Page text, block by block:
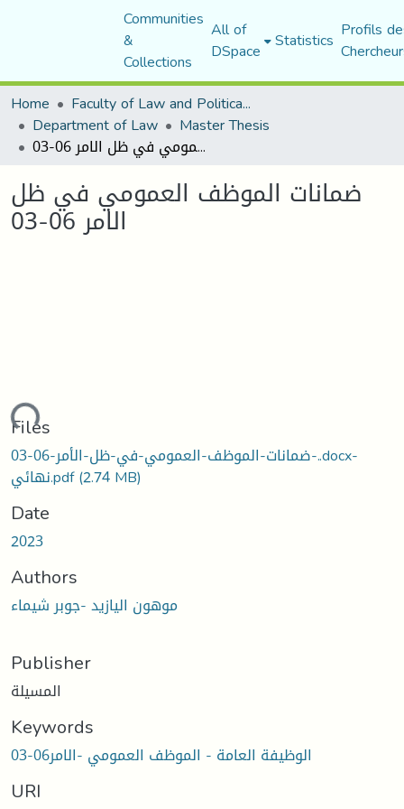
Communities
&
Collections
All of
DSpace Statistics Profils
Home
Faculty of Law and Political Science
Department of Law Master Thesis
ضمانات الموظف العمومي في ظل الامر 06-03
ضمانات الموظف العمومي في ظل
الامر 06-03
Files
ضمانات-الموظف-العمومي-في-ظل-الأمر-06-03-..docx-
نهائي.pdf(2.74 MB)
Date
2023
Authors
موهون اليازيد -جوبر شيماء
Publisher
المسيلة
Keywords
الوظيفة العامة - الموظف العمومي -الامر06-03
URI